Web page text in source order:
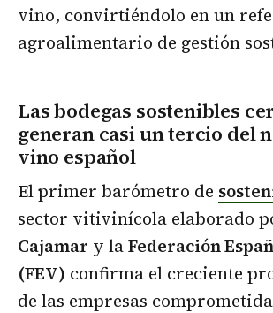
vino, convirtiéndolo en un
agroalimentario de gestión
Las bodegas sostenibles
generan casi un tercio del
vino español
El primer barómetro de
sector vitivinícola elaborado
Cajamar y laFederación
(FEV) confirma el creciente
de las empresas